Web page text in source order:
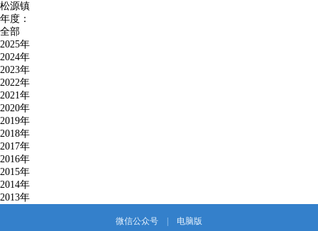
松源镇
年度：
全部
2025年
2024年
2023年
2022年
2021年
2020年
2019年
2018年
2017年
2016年
2015年
2014年
2013年
微信公众号 电脑版